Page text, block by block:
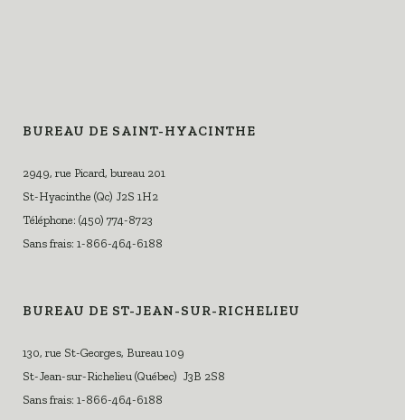
BUREAU DE SAINT-HYACINTHE
2949, rue Picard, bureau 201
St-Hyacinthe (Qc) J2S 1H2
Téléphone: (450) 774-8723
Sans frais: 1-866-464-6188
BUREAU DE ST-JEAN-SUR-RICHELIEU
130, rue St-Georges, Bureau 109
St-Jean-sur-Richelieu (Québec) J3B 2S8
Sans frais: 1-866-464-6188